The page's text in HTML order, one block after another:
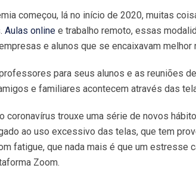
começou, lá no início de 2020, muitas
Aulas online e trabalho remoto, essas
e alunos que se encaixavam melhor
para seus alunos e as reuniões
e familiares acontecem através das
coronavírus trouxe uma série de novos
ao uso excessivo das telas, que tem
fatigue, que nada mais é que um estresse
Zoom.